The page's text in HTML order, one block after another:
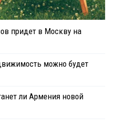
придет в Москву на
можно будет
ли Армения новой